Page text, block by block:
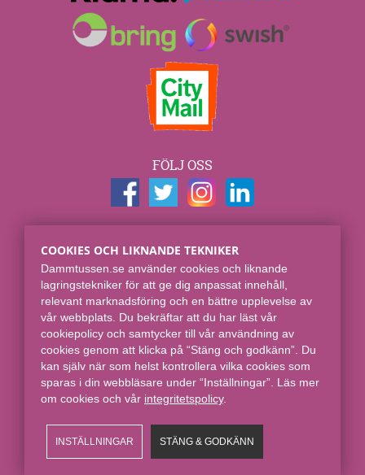
FÖLJ OSS
Spjut E-commerce Group AB
Skaraborgsgatan 7
118 46 Stockholm
Online sedan 2008.
COOKIES OCH LIKNANDE TEKNIKER
Dammtussen.se använder cookies och liknande
lagringstekniker för att ge dig anpassat innehåll,
relevant marknadsföring och en bättre upplevelse av
vår webbplats. Du bekräftar att du har läst vår
cookiepolicy och samtycker till vår användning av
cookies genom att klicka på “Stäng och godkänn”. Du
kan själv när som helst kontrollera vilka cookies som
sparas i din webbläsare under “Inställningar”. Läs mer
om cookies och vår integritetspolicy​.
INSTÄLLNINGAR STÄNG & GODKÄNN